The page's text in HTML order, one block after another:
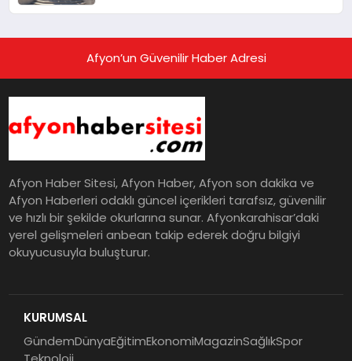
Afyon’un Güvenilir Haber Adresi
Afyon Haber Sitesi, Afyon Haber, Afyon son dakika ve
Afyon Haberleri odaklı güncel içerikleri tarafsız, güvenilir
ve hızlı bir şekilde okurlarına sunar. Afyonkarahisar’daki
yerel gelişmeleri anbean takip ederek doğru bilgiyi
okuyucusuyla buluşturur.
KURUMSAL
GündemDünyaEğitimEkonomiMagazinSağlıkSpor